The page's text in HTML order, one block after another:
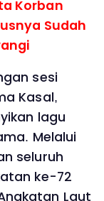
Korban
Sudah
sesi
Kasal,
lagu
Melalui
seluruh
ke-72
Laut